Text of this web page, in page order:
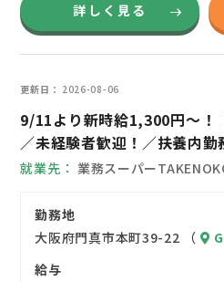
詳しく見る
更新日 2026-08-06
9/11より新時給1,300円～！
／未経験者歓迎！／扶養内勤
就業先 業務スーパー
勤務地
大阪府門真市本町39-22 （
給与